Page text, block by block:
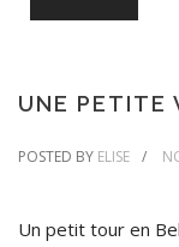
UNE PETITE
POSTED BY ELISE
Un petit tour en